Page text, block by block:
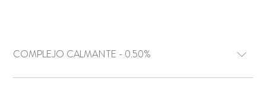
COMPLEJO CALMANTE - 0.50%